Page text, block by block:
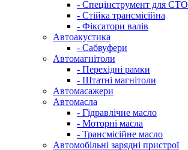
- Спецінструмент для СТО
- Стійка трансмісійна
- Фіксатори валів
Автоакустика
- Сабвуфери
Автомагнітоли
- Перехідні рамки
- Штатні магнітоли
Автомасажери
Автомасла
- Гідравлічне масло
- Моторні масла
- Трансмісійне масло
Автомобільні зарядні пристрої